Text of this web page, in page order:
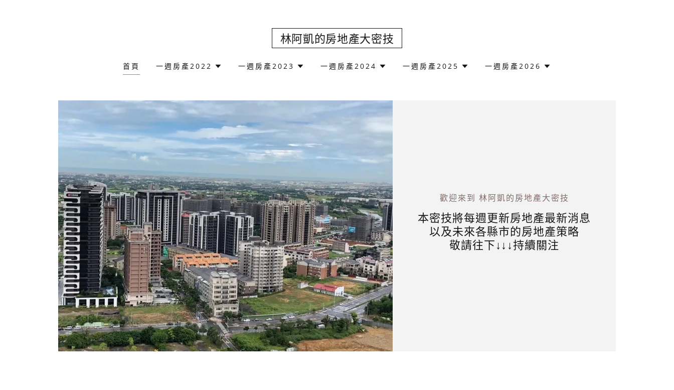
林阿凱的房地產大密技
首頁 一週房產2022 一週房產2023 一週房產2024 一週房產2025 一週房產2026
歡迎來到 林阿凱的房地產大密技
本密技將每週更新房地產最新消息
以及未來各縣市的房地產策略
敬請往下↓↓↓持續關注